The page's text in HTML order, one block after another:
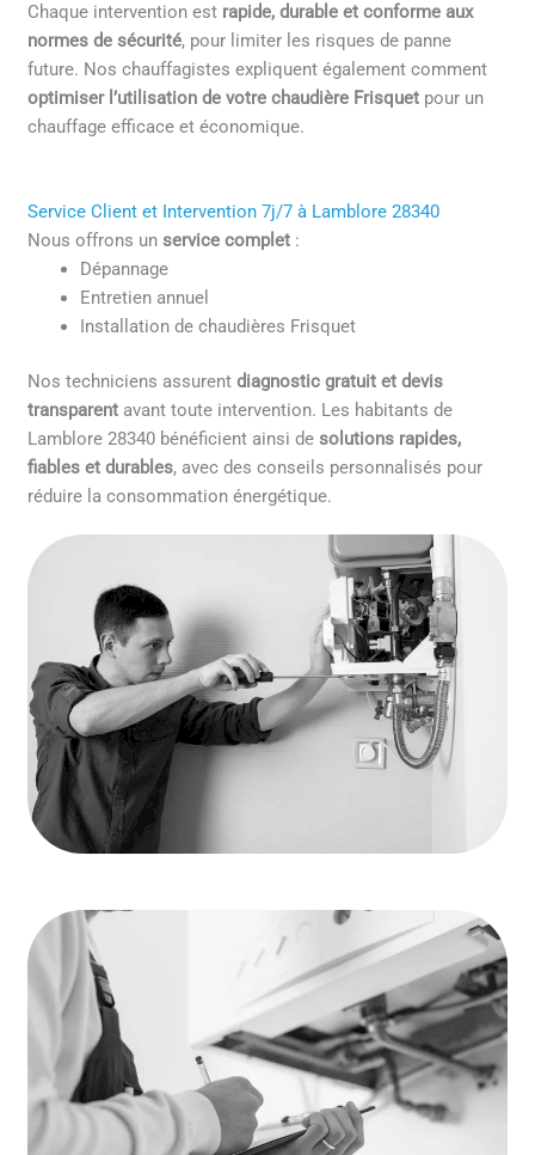
Chaque intervention est rapide, durable et conforme aux
normes de sécurité, pour limiter les risques de panne
future. Nos chauffagistes expliquent également comment
optimiser l’utilisation de votre chaudière Frisquet pour un
chauffage efficace et économique.
Service Client et Intervention 7j/7 à Lamblore 28340
Nous offrons unservice complet :
Dépannage
Entretien annuel
Installation de chaudières Frisquet
Nos techniciens assurentdiagnostic gratuit et devis
transparent avant toute intervention. Les habitants de
Lamblore 28340 bénéficient ainsi desolutions rapides,
fiables et durables, avec des conseils personnalisés pour
réduire la consommation énergétique.